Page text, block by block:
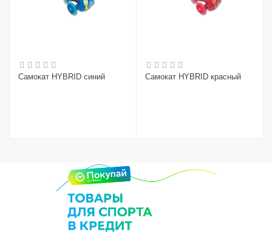
Самокат HYBRID синий Самокат HYBRID красный